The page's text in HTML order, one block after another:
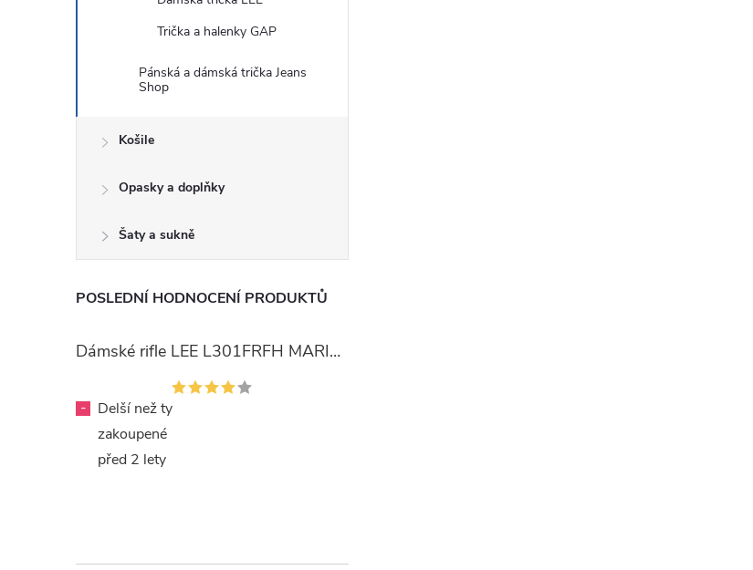
Trička a halenky GAP
Pánská a dámská trička Jeans
Shop
Košile
Opasky a doplňky
Šaty a sukně
POSLEDNÍ HODNOCENÍ PRODUKTŮ
Dámské rifle LEE L301FRFH MARION STRAIGHT RINSE
-
Delší než ty
zakoupené
před 2 lety